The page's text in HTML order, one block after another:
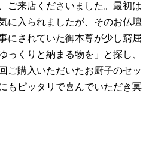
ご来店くださいました。最初は
に入られましたが、そのお仏壇
にされていた御本尊が少し窮屈
っくりと納まる物を」と探し、
ご購入いただいたお厨子のセッ
もピッタリで喜んでいただき冥